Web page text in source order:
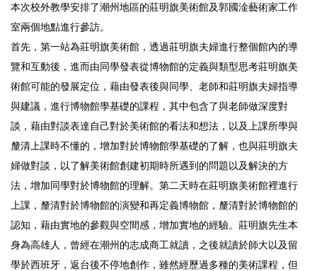
本次校外教學安排了潮州地區的莊明旗美術館及郭國淦藝術家工作
室兩個地點進行參訪。
首先，第一站為莊明旗美術館，透過莊明旗夫婦進行整個館內的導
覽和互動後，進而由同學發表從博物館的定義與類型思考莊明旗美
術館可能的發展定位，藉由發表後與同學、老師和莊明旗夫婦指導
與建議，進行博物館學基礎的課程，其中包含了與老師做深度對
談，藉由對談表達自己對於美術館的看法和想法，以及上課所學與
釐清上課時不懂的，增加對於博物館學基礎的了解，也與莊明旗夫
婦做對談，以了解美術館創建初期時所遇到的問題以及解決的方
法，增加同學對於博物館的理解。第二天時在莊明旗美術館裡進行
上課，釐清對於博物館的演變和再定義博物館，釐清對於博物館的
認知，藉由實地的參觀與空間感，增加實地的經驗。莊明旗先生本
身為高雄人，曾經在潮州的志成商工就讀，之後就讀於師大以及留
學於西班牙，返台後不停地創作，雖然經歷過多種的美術課程，但